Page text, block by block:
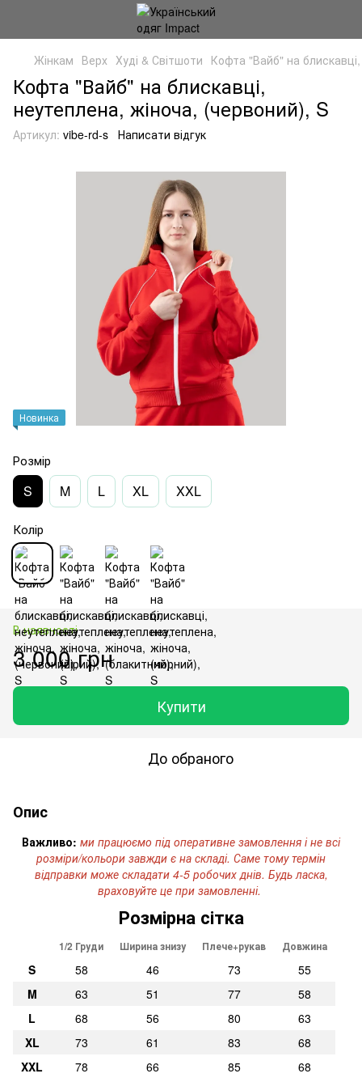
Жінкам Верх Худі & Світшоти Кофта "Вайб" на
Кофта "Вайб" на блискавці,
неутеплена, жіноча, (червоний), S
Артикул: vibe-rd-s Написати відгук
Новинка
Розмір
S M L XL XXL
Колір
В наявності
3 000 грн
Купити
До обраного
Опис
Важливо: ми працюємо під оперативне замовлення і не всі
розміри/кольори завжди є на складі. Саме тому термін
відправки може складати 4-5 робочих днів. Будь ласка,
враховуйте це при замовленні.
Розмірна сітка
1/2 Груди Ширина знизу Плече+рукав Довжина
S 58 46 73
55
M
63 51 77
58
L
68 56 80
63
XL
73 61 83
68
XXL
78 66 85 68